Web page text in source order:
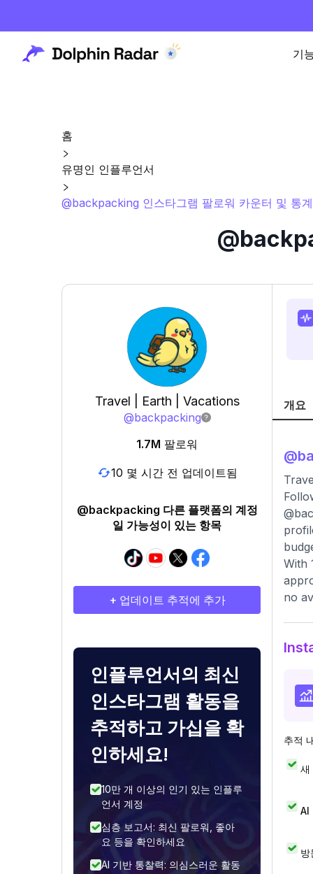
기
홈
유명인 인플루언서
@backpacking 인스타그램 팔로워 카운터 및 통계
Travel | Earth | Vacations
@backpacking
1.7M 팔로워
10 몇 시간 전 업데이트됨
@backpacking 다른 플랫폼의 계정
일 가능성이 있는 항목
+ 업데이트 추적에 추가
인플루언서의 최신
인스타그램 활동을
추적하고 가십을 확
인하세요!
10만 개 이상의 인기 있는 인플루
언서 계정
심층 보고서: 최신 팔로워, 좋아
요 등을 확인하세요
AI 기반 통찰력: 의심스러운 활동
개요
@
With
no
추적
새
AI
방